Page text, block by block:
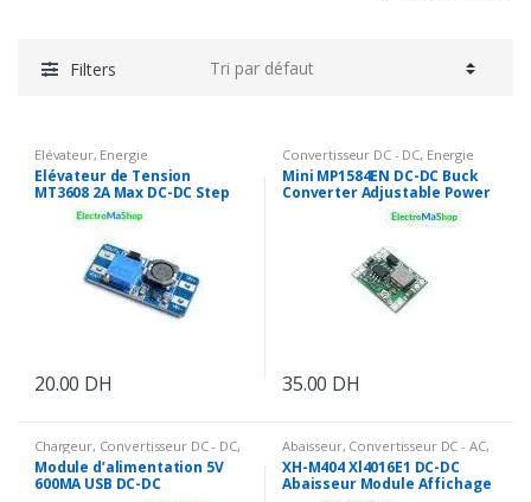
Filters
Elévateur, Energie
Elévateur de Tension
MT3608 2A Max DC-DC Step
Up Module Power Booster
20.00 DH
Convertisseur DC - DC, Energie
Mini MP1584EN DC-DC Buck
Converter Adjustable Power
Supply Module
35.00 DH
Chargeur, Convertisseur DC - DC,
Energie
Module d’alimentation 5V
600MA USB DC-DC
Abaisseur, Convertisseur DC - AC,
Energie
XH-M404 Xl4016E1 DC-DC
Abaisseur Module Affichage